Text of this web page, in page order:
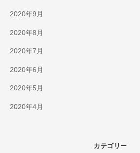
2020年9月
2020年8月
2020年7月
2020年6月
2020年5月
2020年4月
カテゴリー